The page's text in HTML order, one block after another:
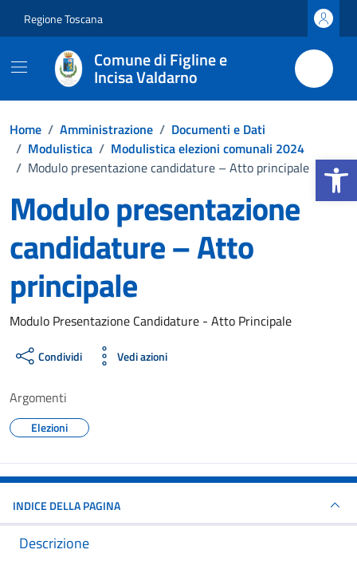
Apri la
Regione Toscana
Comune di Figline e
Incisa Valdarno
Home / Amministrazione / Documenti e Dati
/ Modulistica / Modulistica elezioni comunali 2024
/ Modulo presentazione candidature – Atto principale
Modulo presentazione
candidature – Atto
principale
Dettagli del documento
Modulo Presentazione Candidature - Atto Principale
Condividi Vedi azioni
Argomenti
Elezioni
INDICE DELLA PAGINA
Descrizione